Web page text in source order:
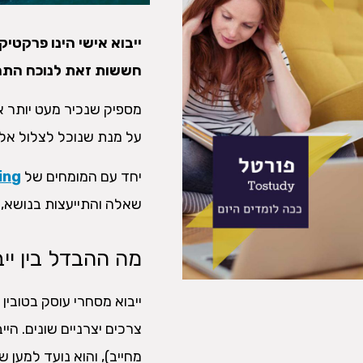
ייבוא אישי הינו
חששות זאת לנוכח
מספיק שנכיר מעט יותר
על מנת שנוכל לצלול אל
יחד עם המומחים של
שאלה והתייעצות בנושא,
מה ההבדל בין
ייבוא מסחרי עוסק
צרכים יצרניים שונים.
מחייב), והוא נועד למען